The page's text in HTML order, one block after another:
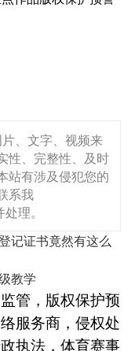
、文字、视频来
性、完整性、及时
站有涉及侵犯您的
系我
理。
记证书竟然有这么
教学
管，版权保护预
服务商，侵权处
执法，体育赛事